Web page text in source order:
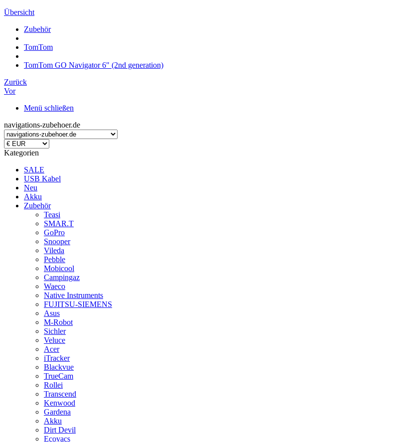
Übersicht
Zubehör
TomTom
TomTom GO Navigator 6" (2nd generation)
Zurück
Vor
Menü schließen
navigations-zubehoer.de
Kategorien
SALE
USB Kabel
Neu
Akku
Zubehör
Teasi
SMAR.T
GoPro
Snooper
Vileda
Pebble
Mobicool
Campingaz
Waeco
Native Instruments
FUJITSU-SIEMENS
Asus
M-Robot
Sichler
Veluce
Acer
iTracker
Blackvue
TrueCam
Rollei
Transcend
Kenwood
Gardena
Akku
Dirt Devil
Ecovacs